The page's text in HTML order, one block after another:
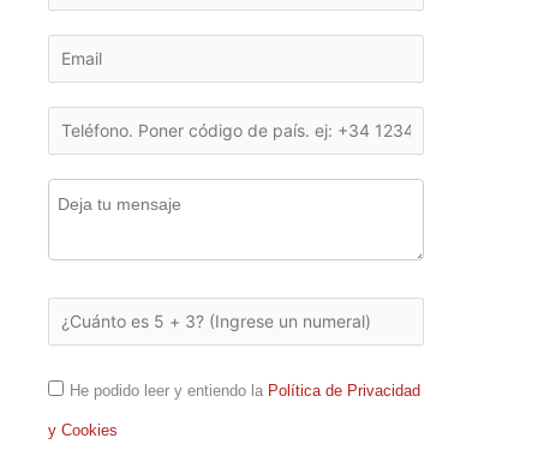
He podido leer y entiendo la Política de Privacidad
y Cookies